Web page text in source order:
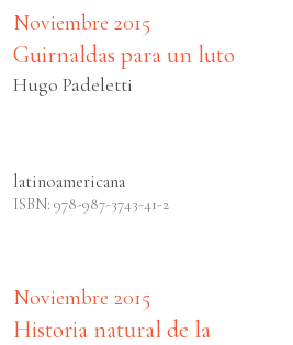
Noviembre 2015
Guirnaldas para un luto
Hugo Padeletti
latinoamericana
ISBN: 978-987-3743-41-2
Noviembre 2015
Historia natural de la